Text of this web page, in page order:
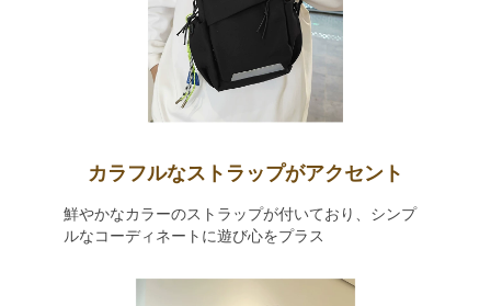
カラフルなストラップがアクセント
鮮やかなカラーのストラップが付いており、シンプ
ルなコーディネートに遊び心をプラス